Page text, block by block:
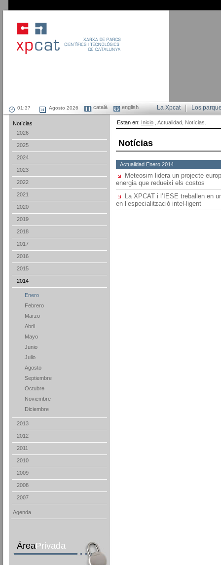
Agosto 2026 català english Los
La Xpcat
Notícias
2026
2025
2024
2023
2022
2021
2020
2019
2018
2017
2016
2015
2014
Enero
Febrero
Marzo
Abril
Mayo
Junio
Julio
Agosto
Septiembre
Octubre
Noviembre
Diciembre
2013
2012
2011
2010
2009
2008
2007
Agenda
ÁreaPrivada
Estan en: Inicio , Actualidad, Notícias.
Notícias
Actualidad Enero 2014
Meteosim lidera un projecte
energia que redueixi els costos
La XPCAT i l’IESE treballen en
en l’especialització intel·ligent